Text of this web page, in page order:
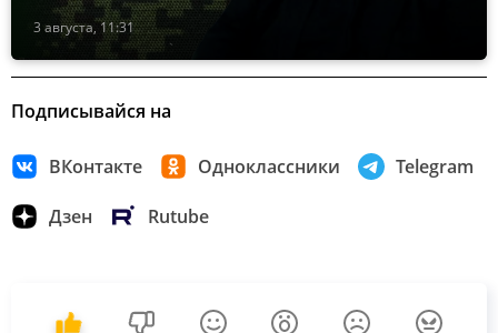
3 августа, 11:31
Подписывайся на
ВКонтакте Одноклассники Telegram
Дзен Rutube